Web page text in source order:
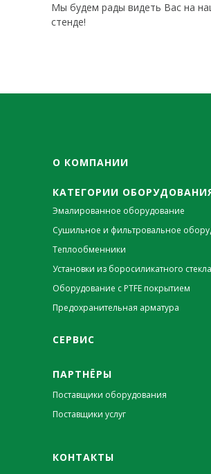
Мы будем рады видеть Вас на
стенде!
О КОМПАНИИ
КАТЕГОРИИ
Эмалированное оборудование
Сушильное и фильтровальное
Теплообменники
Установки из боросиликатного стекла
Оборудование с PTFE покрытием
Предохранительная арматура
ПАРТНЁРЫ
Поставщики оборудования
Поставщики услуг
СЕРВИС
КОНТАКТЫ